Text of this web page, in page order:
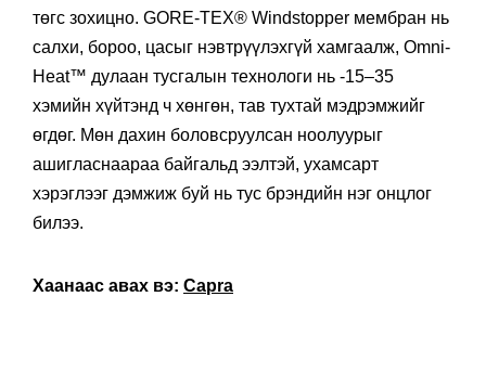
төгс зохицно. GORE-TEX® Windstopper мембран нь
салхи, бороо, цасыг нэвтрүүлэхгүй хамгаалж, Omni-
Heat™ дулаан тусгалын технологи нь -15–35
хэмийн хүйтэнд ч хөнгөн, тав тухтай мэдрэмжийг
өгдөг. Мөн дахин боловсруулсан ноолуурыг
ашигласнаараа байгальд ээлтэй, ухамсарт
хэрэглээг дэмжиж буй нь тус брэндийн нэг онцлог
билээ.
Хаанаас авах вэ: Capra